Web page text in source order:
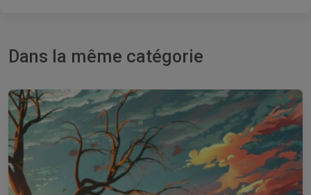
Dans la même catégorie